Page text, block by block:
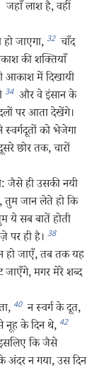
जहाँ लाश है, वहीं
जाएगा, 32 चाँद
की शक्‍तियाँ
आकाश में दिखायी
34 और वे इंसान के
पर आता देखेंगे।
को भेजेगा
छोर तक, चारों
जैसे ही उसकी नयी
तुम जान लेते हो कि
ये सब बातें होती
पर ही है। 38
हो जाएँ, तब तक यह
मगर मेरे शब्द
40 न स्वर्ग के दूत,
के दिन थे, 42
कि जैसे
न गया, उस दिन